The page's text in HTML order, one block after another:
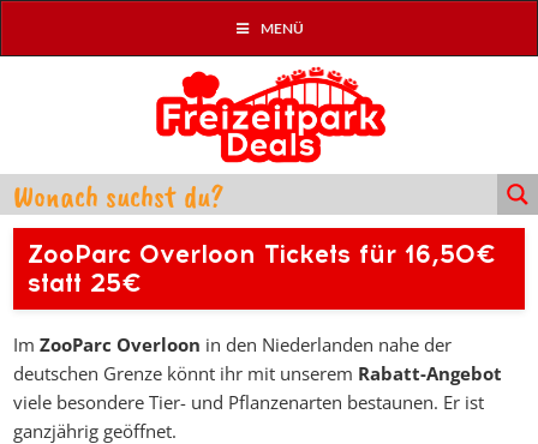
MENÜ
ZooParc Overloon Tickets für 16,50€
statt 25€
ImZooParc Overloon in den Niederlanden nahe der
deutschen Grenze könnt ihr mit unserem Rabatt-Angebot
viele besondere Tier- und Pflanzenarten bestaunen. Er ist
ganzjährig geöffnet.